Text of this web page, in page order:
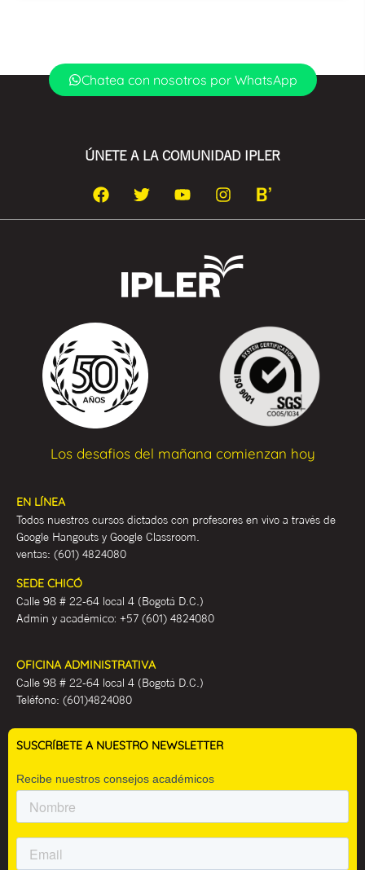
Chatea con nosotros por WhatsApp
ÚNETE A LA COMUNIDAD IPLER
Los desafios del mañana comienzan hoy
EN LÍNEA
Todos nuestros cursos dictados con profesores en vivo a través de
Google Hangouts y Google Classroom.
ventas: (601) 4824080
SEDE CHICÓ
Calle 98 # 22-64 local 4 (Bogotá D.C.)
Admin y académico: +57 (601) 4824080
OFICINA ADMINISTRATIVA
Calle 98 # 22-64 local 4 (Bogotá D.C.)
Teléfono: (601)4824080
SUSCRÍBETE A NUESTRO NEWSLETTER